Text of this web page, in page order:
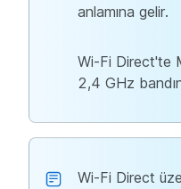
anlamına gelir.
Wi-Fi Direct'te
2,4 GHz
Wi-Fi Direct